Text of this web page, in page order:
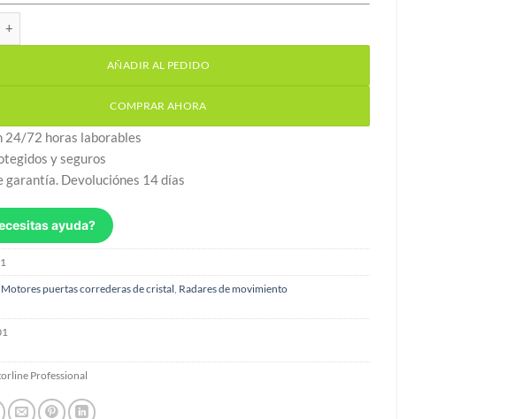
detección movimiento Motorline M1601 cantidad
AÑADIR AL PEDIDO
COMPRAR AHORA
24/72 horas laborables
y seguros
garantía. Devoluciónes 14 días
ayuda?
Motores puertas correderas de cristal Radares de movimiento
Professional